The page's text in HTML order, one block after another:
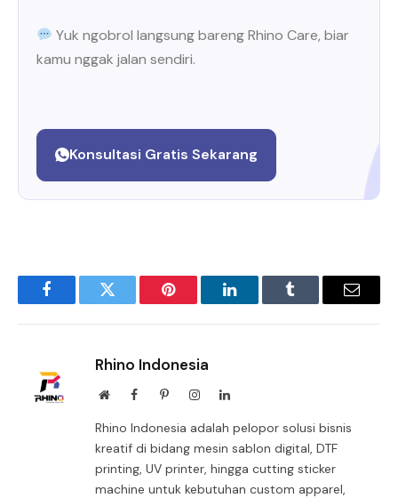
Yuk ngobrol langsung bareng Rhino Care, biar
kamu nggak jalan sendiri.
Konsultasi Gratis Sekarang
FacebookTwitter Pinterest LinkedInTumblr Email
Rhino Indonesia
WebsiteFacebookPinterestInstagramLinkedIn
Rhino Indonesia adalah pelopor solusi bisnis
kreatif di bidang mesin sablon digital, DTF
printing, UV printer, hingga cutting sticker
machine untuk kebutuhan custom apparel,